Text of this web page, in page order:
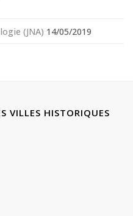
(JNA) 14/05/2019
VILLES HISTORIQUES